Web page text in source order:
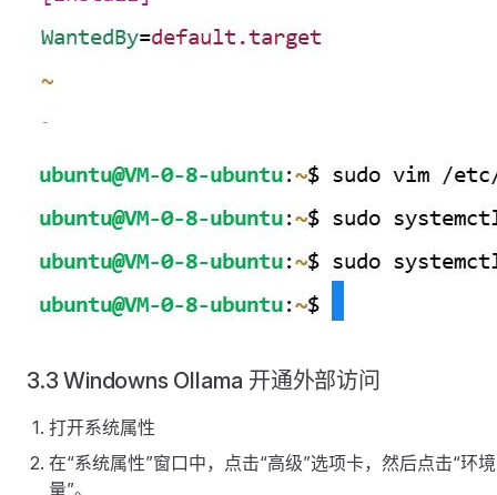
3.3 Windowns Ollama 开通外部访问
打开系统属性
在“系统属性”窗口中，点击“高级”选项卡，然后点击“环
量”。